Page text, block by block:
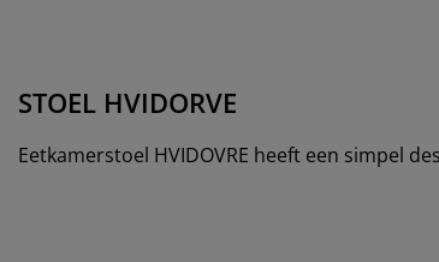
STOEL HVIDORVE
Eetkamerstoel HVIDOVRE heeft een simpel